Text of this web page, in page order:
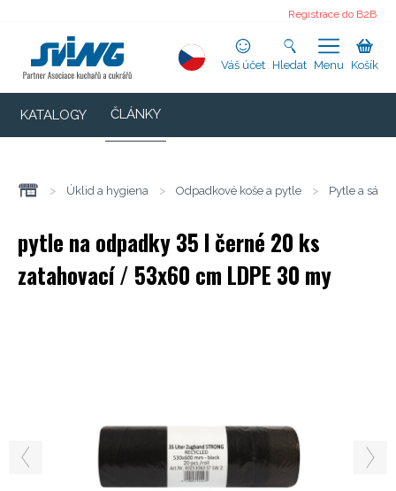
Registrace do B2B
Váš účet Hledat Menu Košík
KATALOGY ČLÁNKY
> Úklid a hygiena > Odpadkové koše a pytle > Pytle a
pytle na odpadky 35 l černé 20 ks
zatahovací / 53x60 cm LDPE 30 my